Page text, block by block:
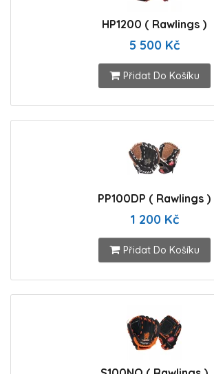
HP1200 ( Rawlings )
5 500 Kč
Přidat Do Košíku
PP100DP ( Rawlings )
1 200 Kč
Přidat Do Košíku